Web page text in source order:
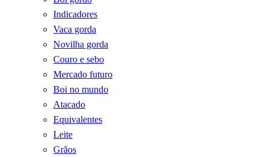
Indicadores
Vaca gorda
Novilha gorda
Couro e sebo
Mercado futuro
Boi no mundo
Atacado
Equivalentes
Leite
Grãos